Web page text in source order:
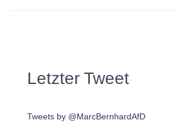
Letzter Tweet
Tweets by @MarcBernhardAfD